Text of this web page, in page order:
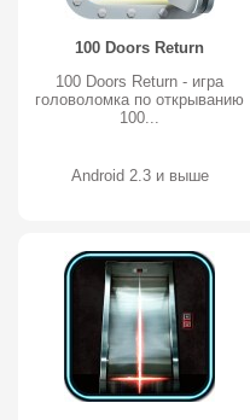
100 Doors Return
100 Doors Return - игра
головоломка по открыванию
100...
Android 2.3 и выше